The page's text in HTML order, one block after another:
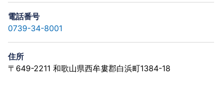
電話番号
0739-34-8001
住所
〒649-2211 和歌山県西牟婁郡白浜町1384-18